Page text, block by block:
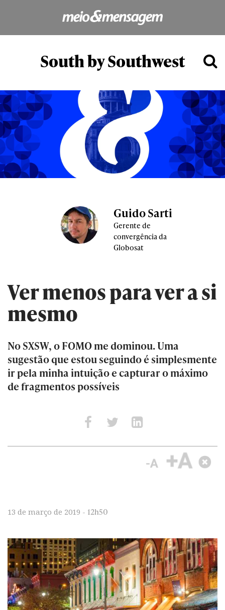
South by Southwest
Guido Sarti
Gerente de
convergência da
Globosat
Ver menos para ver a si
mesmo
No SXSW, o FOMO me dominou. Uma
sugestão que estou seguindo é simplesmente
ir pela minha intuição e capturar o máximo
de fragmentos possíveis
13 de março de 2019 - 12h50